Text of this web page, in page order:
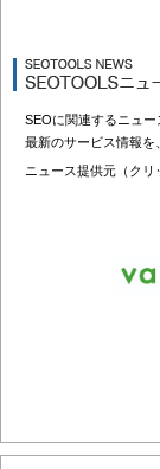
SEOに関連するニュー
最新のサービス情報
ニュース提供元（クリ